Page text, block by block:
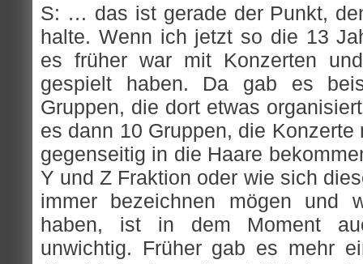
S: … das ist gerade der Punkt,
halte. Wenn ich jetzt so die 13
es früher war mit Konzerten
gespielt haben. Da gab es
Gruppen, die dort etwas
es dann 10 Gruppen, die
gegenseitig in die Haare
Y und Z Fraktion oder wie sich
immer bezeichnen mögen und
haben, ist in dem Moment
unwichtig. Früher gab es mehr